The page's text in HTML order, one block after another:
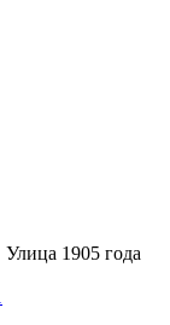
Улица 1905 года